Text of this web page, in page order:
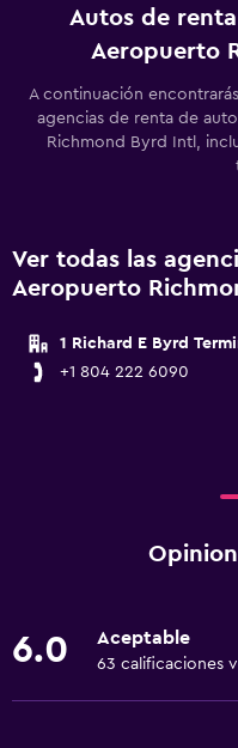
Autos de
Aeropuerto
A continuación
agencias de renta de
Richmond Byrd Intl,
Ver todas las
Aeropuerto
1 Richard E Byrd
+1 804 222 6090
6.0 Aceptable
63 calificaciones